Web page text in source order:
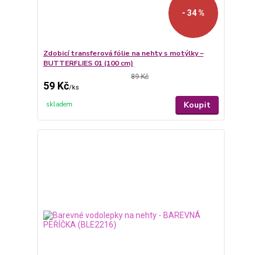
- 34 %
Zdobicí transferová fólie na nehty s motýlky –
BUTTERFLIES 01 (100 cm)
89 Kč
59 Kč/ks
skladem Koupit